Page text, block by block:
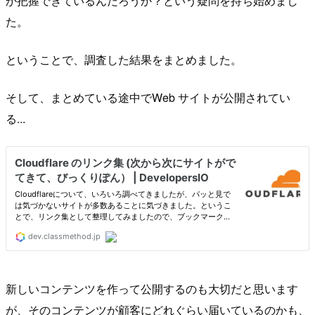
た。
ということで、調査した結果をまとめました。
そして、まとめている途中でWeb サイトが公開されてい
る...
新しいコンテンツを作って公開するのも大切だと思います
が、そのコンテンツが顧客にどれぐらい届いているのかも、